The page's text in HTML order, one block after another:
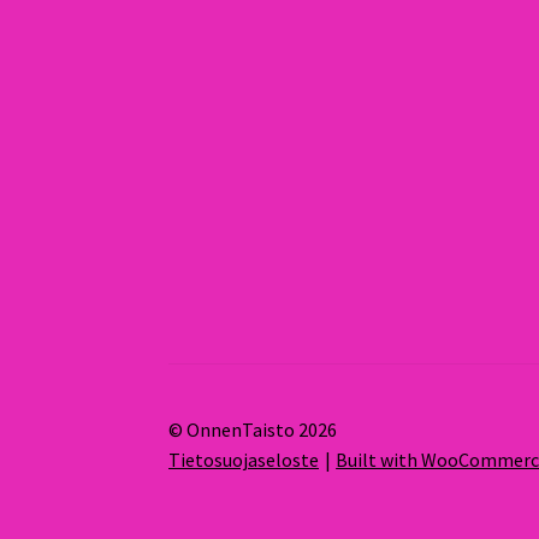
© OnnenTaisto 2026
Tietosuojaseloste
Built with